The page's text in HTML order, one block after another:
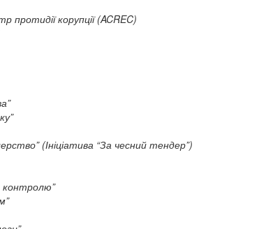
протидії корупції (ACREC)
(Ініціатива “За чесний тендер”)
контролю”